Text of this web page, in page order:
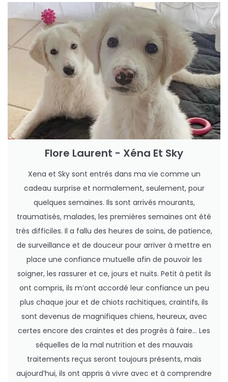
Flore Laurent - Xéna Et Sky
Xena et Sky sont entrés dans ma vie comme un
cadeau surprise et normalement, seulement, pour
quelques semaines. Ils sont arrivés mourants,
traumatisés, malades, les premières semaines ont été
très difficiles. Il a fallu des heures de soins, de patience,
de surveillance et de douceur pour arriver à mettre en
place une confiance mutuelle afin de pouvoir les
soigner, les rassurer et ce, jours et nuits. Petit à petit ils
ont compris, ils m’ont accordé leur confiance un peu
plus chaque jour et de chiots rachitiques, craintifs, ils
sont devenus de magnifiques chiens, heureux, avec
certes encore des craintes et des progrès à faire… Les
séquelles de la mal nutrition et des mauvais
traitements reçus seront toujours présents, mais
aujourd’hui, ils ont appris à vivre avec et à comprendre